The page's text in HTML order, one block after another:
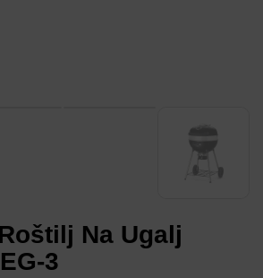
Na Ugalj
3